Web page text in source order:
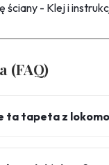
ściany - Klej i
(FAQ)
ta tapeta z